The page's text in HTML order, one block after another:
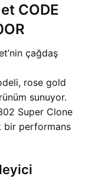
CODE
çağdaş
rose gold
sunuyor.
Super Clone
bir performans